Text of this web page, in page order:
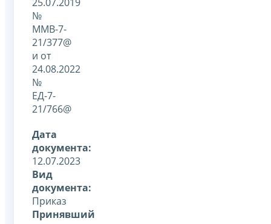
№
ММВ-7-
21/377@
и от
24.08.2022
№
ЕД-7-
21/766@
Дата
документа:
12.07.2023
Вид
документа:
Приказ
Принявший